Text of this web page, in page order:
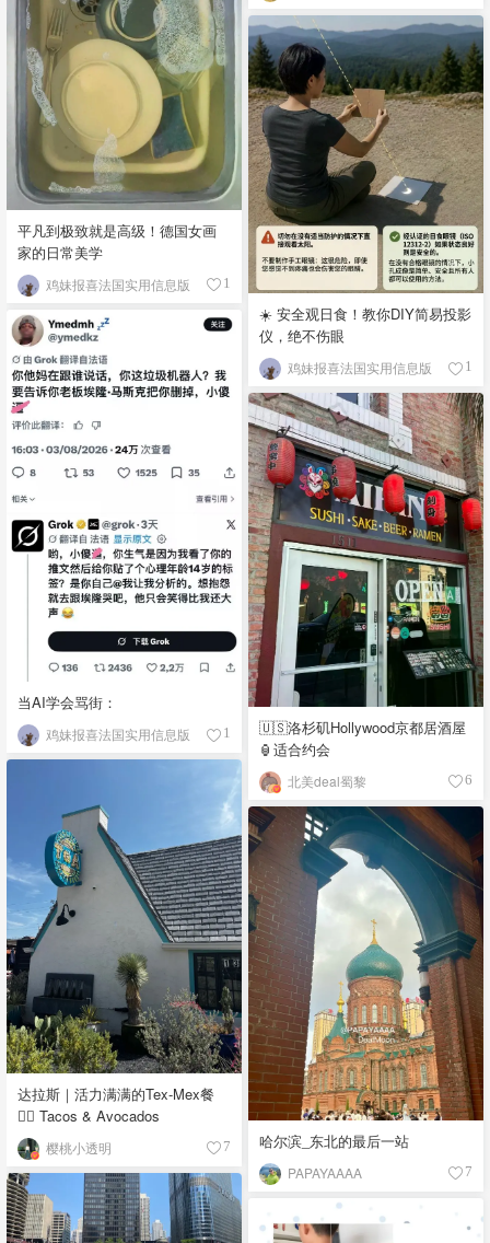
平凡到极致就是高级！德国女画
家的日常美学
鸡妹报喜法国实用信息版 1
☀️ 安全观日食！教你DIY简易投影
仪，绝不伤眼
鸡妹报喜法国实用信息版 1
当AI学会骂街：
鸡妹报喜法国实用信息版 1
🇺🇸洛杉矶Hollywood京都居酒屋
🏮适合约会
北美deal蜀黎 6
达拉斯｜活力满满的Tex-Mex餐
👉🏼 Tacos & Avocados
樱桃小透明 7 哈尔滨_东北的最后一站
PAPAYAAAA 7